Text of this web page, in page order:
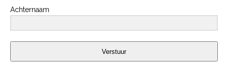
Achternaam
Verstuur